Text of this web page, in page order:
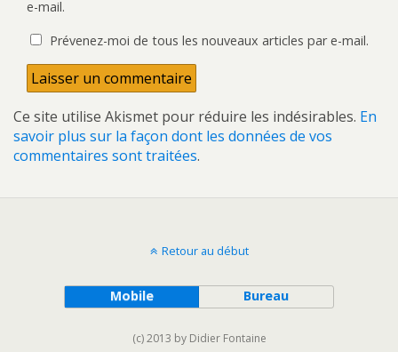
e-mail.
Prévenez-moi de tous les nouveaux articles par e-mail.
Ce site utilise Akismet pour réduire les indésirables. En
savoir plus sur la façon dont les données de vos
commentaires sont traitées.
Retour au début
Mobile Bureau
(c) 2013 by Didier Fontaine